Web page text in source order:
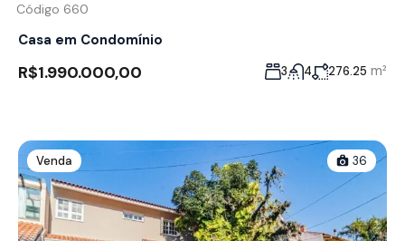
Código 660
Casa em Condomínio
R$1.990.000,00 3 4 276.25 m²
Venda 36